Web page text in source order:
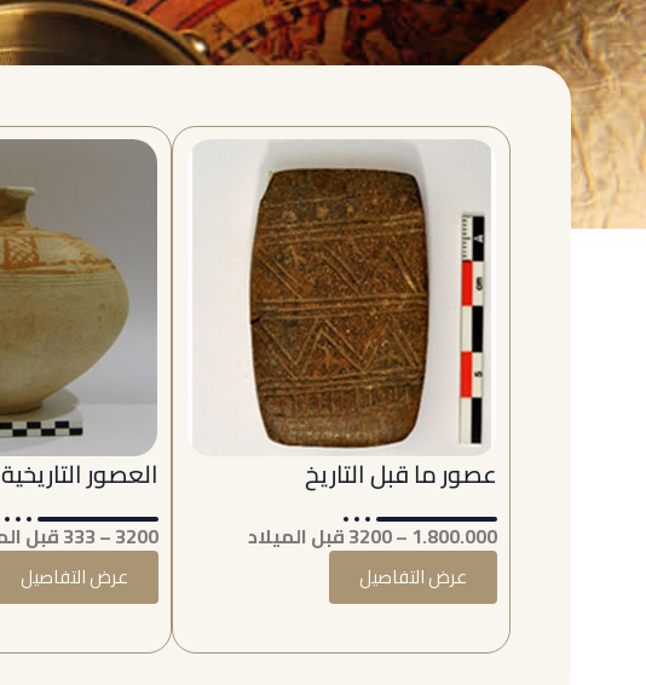
عصور ما قبل التاريخ
1.800.000 – 3200 قبل الميلاد
عرض التفاصيل
العصور التاريخية
3200 – 333 قبل الميلاد
عرض التفاصيل